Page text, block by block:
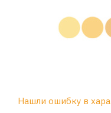
Нашли ошибку в